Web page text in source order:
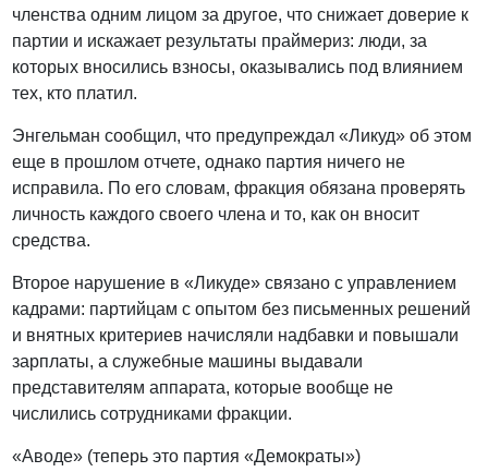
членства одним лицом за другое, что снижает доверие к
партии и искажает результаты праймериз: люди, за
которых вносились взносы, оказывались под влиянием
тех, кто платил.
Энгельман сообщил, что предупреждал «Ликуд» об этом
еще в прошлом отчете, однако партия ничего не
исправила. По его словам, фракция обязана проверять
личность каждого своего члена и то, как он вносит
средства.
Второе нарушение в «Ликуде» связано с управлением
кадрами: партийцам с опытом без письменных решений
и внятных критериев начисляли надбавки и повышали
зарплаты, а служебные машины выдавали
представителям аппарата, которые вообще не
числились сотрудниками фракции.
«Аводе» (теперь это партия «Демократы»)